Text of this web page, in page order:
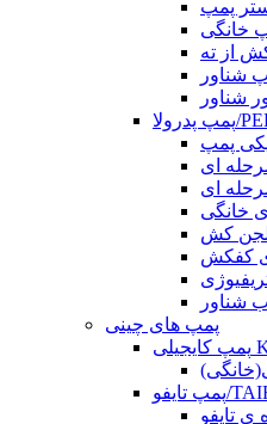
پمپ
خانگی
از ته
شناور
شناور
پمپ
ای
ای
خانگی
کش
کفکش
شناور
پمپ های چینی